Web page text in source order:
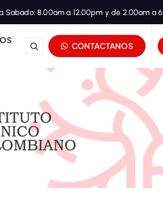
Sabado: 8.00am a 12.00pm y de 2.00am a
CONTACTANOS